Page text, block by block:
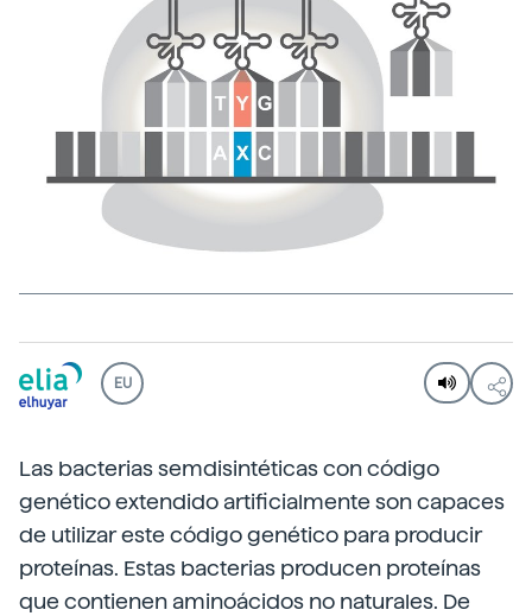
EU
Las bacterias semdisintéticas con código
genético extendido artificialmente son capaces
de utilizar este código genético para producir
proteínas. Estas bacterias producen proteínas
que contienen aminoácidos no naturales. De